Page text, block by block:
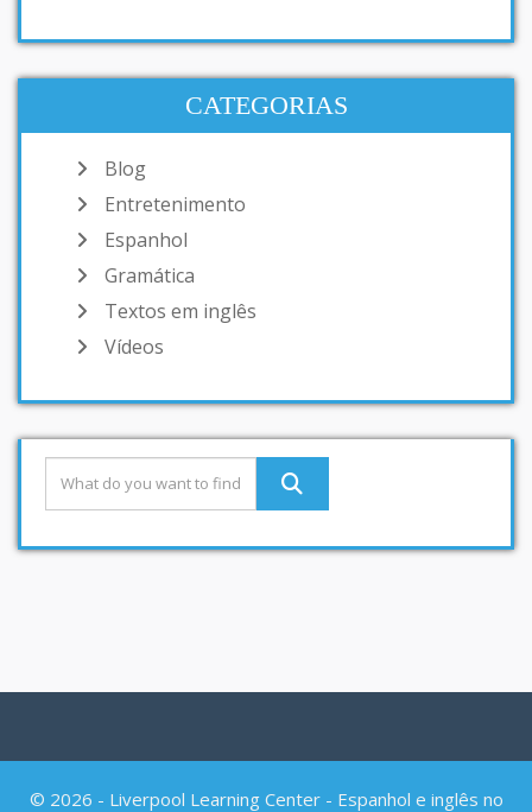
CATEGORIAS
Blog
Entretenimento
Espanhol
Gramática
Textos em inglês
Vídeos
© 2026 - Liverpool Learning Center - Espanhol e inglês no